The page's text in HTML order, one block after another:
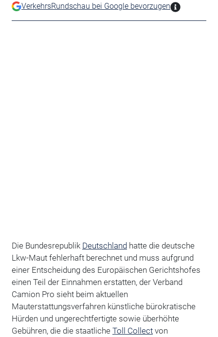
VerkehrsRundschau bei Google bevorzugen
Die Bundesrepublik Deutschlandhatte die deutsche
Lkw-Maut fehlerhaft berechnet und muss aufgrund
einer Entscheidung des Europäischen Gerichtshofes
einen Teil der Einnahmen erstatten, der Verband
Camion Pro sieht beim aktuellen
Mauterstattungsverfahren künstliche bürokratische
Hürden und ungerechtfertigte sowie überhöhte
Gebühren, die die staatliche Toll Collectvon